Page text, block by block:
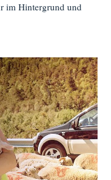
im Hintergrund und